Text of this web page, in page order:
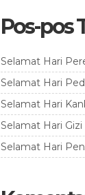
Pos-pos
Selamat Hari
Selamat Hari
Selamat Hari
Selamat Hari
Selamat Hari